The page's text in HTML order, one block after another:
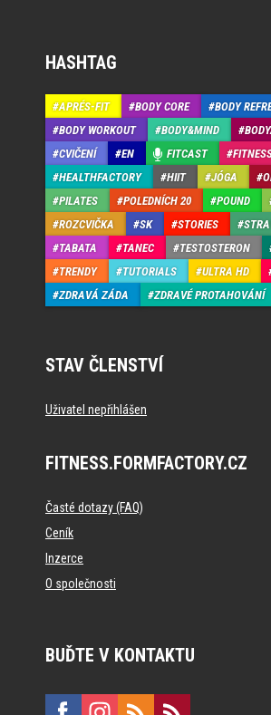
HASHTAG
APRÉS-FIT BODY CORE
BODY
BODY WORKOUT
BODY&MIND
CVIČENÍ
EN FITCAST
HEALTHFACTORY
HIIT JÓGA
PILATES
POLEDNÍCH 20 POUND
ROZCVIČKA
SK STORIES
TABATA
TANEC TESTOSTERON
TRENDY
TUTORIALS ULTRA HD
ZDRAVÁ ZÁDA
ZDRAVÉ PROTAHOVÁNÍ
STAV ČLENSTVÍ
Uživatel nepřihlášen
FITNESS.FORMFACTORY.CZ
Časté dotazy (FAQ)
Ceník
Inzerce
O společnosti
BUĎTE V KONTAKTU